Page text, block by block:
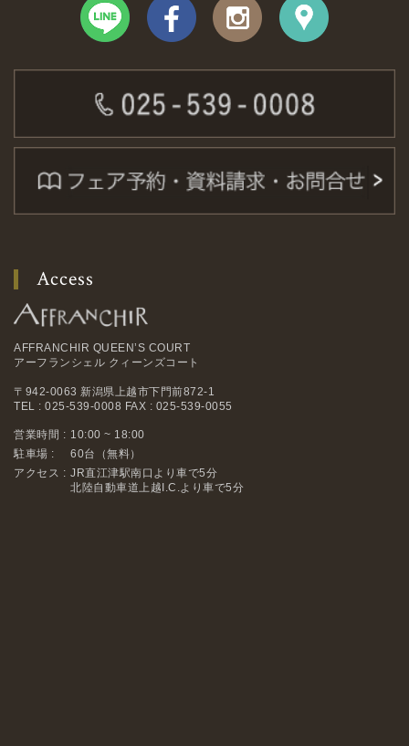
Access
AFFRANCHIR QUEEN’S COURT
アーフランシェル クィーンズコート
〒942-0063 新潟県上越市下門前872-1
TEL : 025-539-0008 FAX : 025-539-0055
営業時間 : 10:00 ~ 18:00
駐車場 :
60台（無料）
アクセス : JR直江津駅南口より車で5分
北陸自動車道上越I.C.より車で5分